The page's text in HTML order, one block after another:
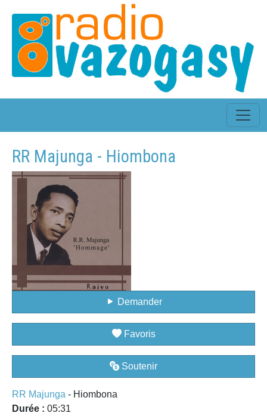
RR Majunga - Hiombona
Demander
Favoris
Soutenir
RR Majunga - Hiombona
Durée : 05:31